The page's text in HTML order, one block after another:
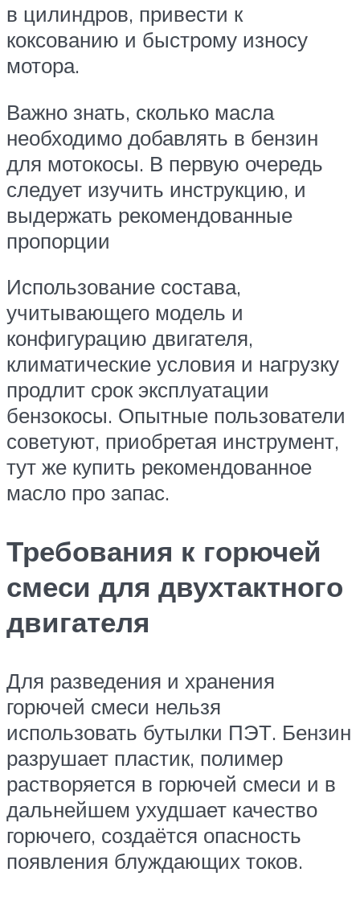
в цилиндров, привести к
коксованию и быстрому износу
мотора.
Важно знать, сколько масла
необходимо добавлять в бензин
для мотокосы. В первую очередь
следует изучить инструкцию, и
выдержать рекомендованные
пропорции
Использование состава,
учитывающего модель и
конфигурацию двигателя,
климатические условия и нагрузку
продлит срок эксплуатации
бензокосы. Опытные пользователи
советуют, приобретая инструмент,
тут же купить рекомендованное
масло про запас.
Требования к горючей
смеси для двухтактного
двигателя
Для разведения и хранения
горючей смеси нельзя
использовать бутылки ПЭТ. Бензин
разрушает пластик, полимер
растворяется в горючей смеси и в
дальнейшем ухудшает качество
горючего, создаётся опасность
появления блуждающих токов.